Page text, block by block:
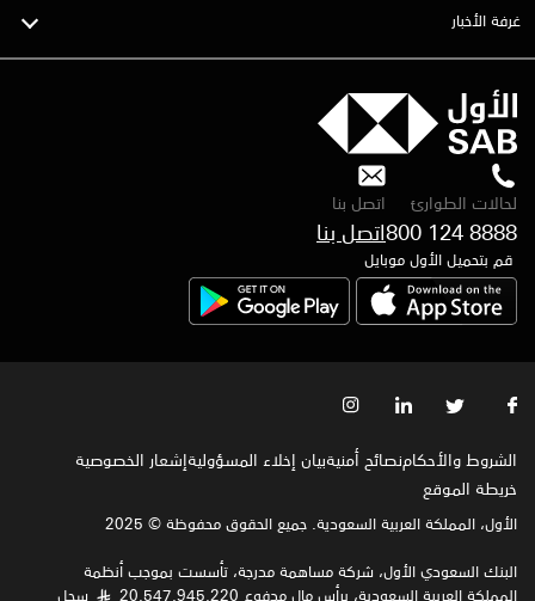
غرفة الأخبار
لحالات الطوارئ
800 124 8888
اتصل بنا
قم بتحميل الأول موبايل
الشروط والأحكامنصائح أمنيةبيان إخلاء المسؤوليةإشعار الخصوصية‍
خريطة الموقع
الأول، المملكة العربية السعودية. جميع الحقوق محفوظة © 2025
البنك السعودي الأول، شركة مساهمة مدرجة، تأسست بموجب أنظمة
المملكة العربية السعودية، برأس مال مدفوع 20,547,945,220
§ سجل